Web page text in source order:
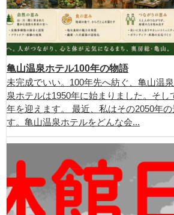
亀山温泉ホテル100年の物語
未完成でいい。100年先へ紡ぐ、亀山温
泉ホテルは1950年に始まりました。そし
年を迎えます。 最近、私はその2050年
す。亀山温泉ホテルをどんな会...